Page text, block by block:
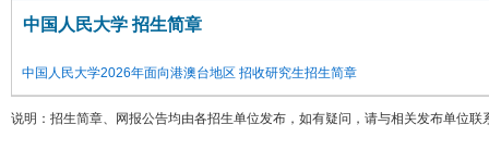
中国人民大学 招生简章
中国人民大学2026年面向港澳台地区 招收研究生招生简章
说明：招生简章、网报公告均由各招生单位发布，如有疑问，请与相关发布单位